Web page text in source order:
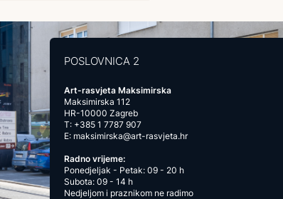
POSLOVNICA 2
Art-rasvjeta Maksimirska
Maksimirska 112
HR-10000 Zagreb
T: +385 1 7787 907
E: maksimirska@art-rasvjeta.hr
Radno vrijeme:
Ponedjeljak - Petak: 09 - 20 h
Subota: 09 - 14 h
Nedjeljom i praznikom ne radimo